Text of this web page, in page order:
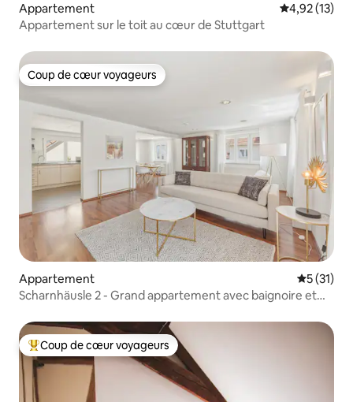
Appartement Évaluation
4,92 (13)
Appartement sur le toit au cœur de Stuttgart
Coup de cœur voyageurs
Coup de cœur voyageurs
Appartement
5 (31)
Scharnhäusle 2 - Grand appartement avec baignoire et
Coups de cœur voyageurs les plus appréciés
Coup de cœur voyageurs